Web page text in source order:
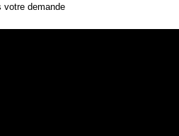
votre demande